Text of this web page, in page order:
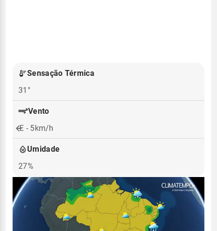
Sensação Térmica
31°
Vento
E - 5km/h
Umidade
27%